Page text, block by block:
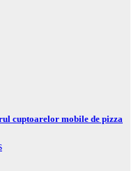
cuptoarelor mobile de pizza